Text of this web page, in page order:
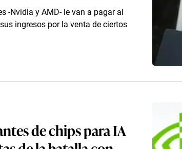
-Nvidia y AMD- le van a pagar al
ingresos por la venta de ciertos
de chips para IA